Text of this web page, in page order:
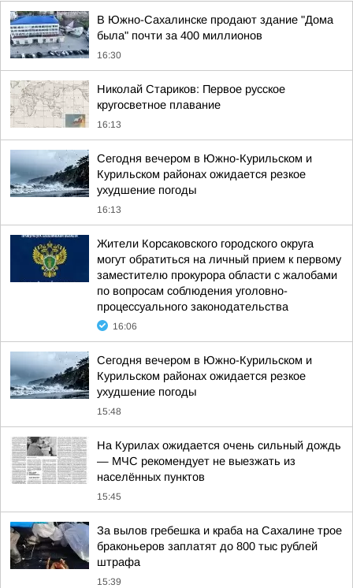
В Южно-Сахалинске продают здание "Дома
была" почти за 400 миллионов
16:30
Николай Стариков: Первое русское
кругосветное плавание
16:13
Сегодня вечером в Южно-Курильском и
Курильском районах ожидается резкое
ухудшение погоды
16:13
Жители Корсаковского городского округа
могут обратиться на личный прием к первому
заместителю прокурора области с жалобами
по вопросам соблюдения уголовно-
процессуального законодательства
16:06
Сегодня вечером в Южно-Курильском и
Курильском районах ожидается резкое
ухудшение погоды
15:48
На Курилах ожидается очень сильный дождь
— МЧС рекомендует не выезжать из
населённых пунктов
15:45
За вылов гребешка и краба на Сахалине трое
браконьеров заплатят до 800 тыс рублей
штрафа
15:39